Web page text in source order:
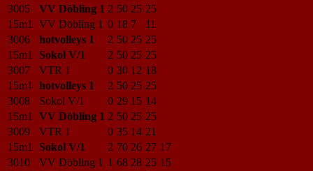
3005
VV Döbling 1 2 50 25 25
15m1
VV Döbling 1 0 18 7
11
3006
hotvolleys 1 2 50 25 25
15m1
Sokol V/1 2 50 25 25
3007
VTR 1 0 30 12 18
15m1
hotvolleys 1 2 50 25 25
3008
Sokol V/1 0 29 15 14
15m1
VV Döbling 1 2 50 25 25
3009
VTR 1 0 35 14 21
15m1
Sokol V/1 2 70 26 27 17
3010
VV Döbling 1 1 68 28 25 15